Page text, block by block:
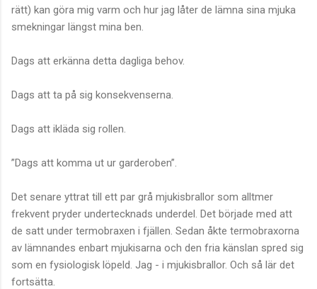
rätt) kan göra mig varm och hur jag låter de lämna sina mjuka
smekningar längst mina ben.
Dags att erkänna detta dagliga behov.
Dags att ta på sig konsekvenserna.
Dags att ikläda sig rollen.
”Dags att komma ut ur garderoben”.
Det senare yttrat till ett par grå mjukisbrallor som alltmer
frekvent pryder undertecknads underdel. Det började med att
de satt under termobraxen i fjällen. Sedan åkte termobraxorna
av lämnandes enbart mjukisarna och den fria känslan spred sig
som en fysiologisk löpeld. Jag - i mjukisbrallor. Och så lär det
fortsätta.